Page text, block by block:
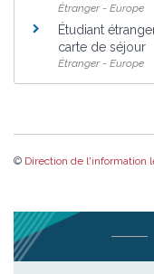
Étranger - Europe
Étudiant
carte de séjour
Étranger - Europe
© Direction de l'information